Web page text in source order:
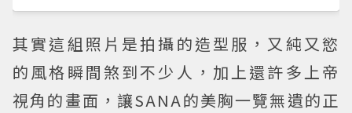
其實這組照片是拍攝的造型服，又純又慾
的風格瞬間煞到不少人，加上還許多上帝
視角的畫面，讓SANA的美胸一覽無遺的正